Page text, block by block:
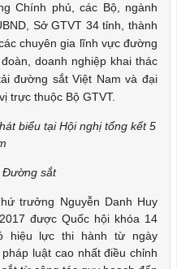
Chính phủ, các Bộ, ngành
Sở GTVT 34 tỉnh, thành
chuyên gia lĩnh vực đường
doanh nghiệp khai thác
đường sắt Việt Nam và đại
trực thuộc Bộ GTVT.
biểu tại Hội nghị tổng kết 5
Đường sắt
trưởng Nguyễn Danh Huy
được Quốc hội khóa 14
hiệu lực thi hành từ ngày
luật cao nhất điều chỉnh